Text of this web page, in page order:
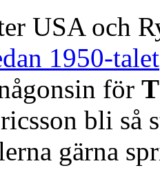
USA och
1950-talet
för
bli så
gärna